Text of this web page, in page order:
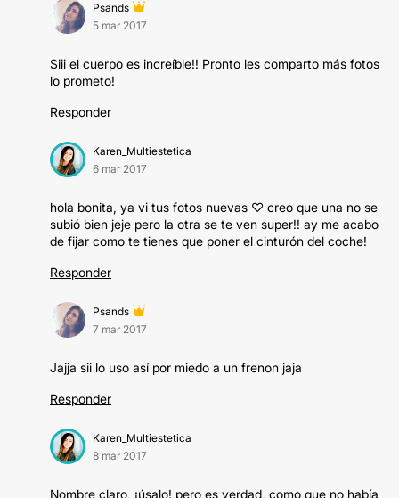
Psands
5 mar 2017
Siii el cuerpo es increíble!! Pronto les comparto más fotos
lo prometo!
Responder
Karen_Multiestetica
6 mar 2017
hola bonita, ya vi tus fotos nuevas ♡ creo que una no se
subió bien jeje pero la otra se te ven super!! ay me acabo
de fijar como te tienes que poner el cinturón del coche!
Responder
Psands
7 mar 2017
Jajja sii lo uso así por miedo a un frenon jaja
Responder
Karen_Multiestetica
8 mar 2017
Nombre claro, ¡úsalo! pero es verdad, como que no había